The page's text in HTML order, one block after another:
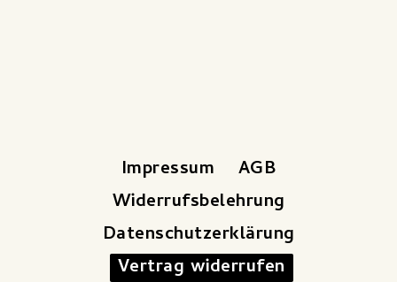
Impressum
AGB
Widerrufsbelehrung
Datenschutzerklärung
Vertrag widerrufen